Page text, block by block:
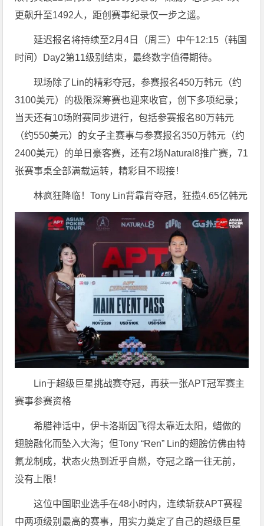
更飙升至1492人，距创赛事纪录仅一步之遥。
延迟报名将持续至2月4日（周三）中午12:15（韩国
时间）Day2第11级别结束，最终数字值得期待。
现场除了Lin的精彩夺冠，参赛报名450万韩元（约
3100美元）的极限深筹赛也迎来收官，创下多项纪录；
当天还有10场附赛同步进行，包括参赛报名80万韩元
（约550美元）的女子主赛事与参赛报名350万韩元（约
2400美元）的单日豪客赛，还有2场Natural8推广赛，71
张赛事桌全部满载运转，精彩目不暇接！
林疯狂降临！Tony Lin背靠背夺冠，狂揽4.65亿韩元
Lin于超级巨星挑战赛夺冠，再获一张APT冠军赛主
赛事参赛资格
希腊神话中，伊卡洛斯因飞得太靠近太阳，蜡做的
翅膀融化而坠入大海；但Tony “Ren” Lin的翅膀仿佛由特
氟龙制成，状态火热到近乎自燃，夺冠之路一往无前，
没有上限！
这位中国职业选手在48小时内，连续斩获APT赛程
中两项级别最高的赛事，用实力奠定了自己的超级巨星